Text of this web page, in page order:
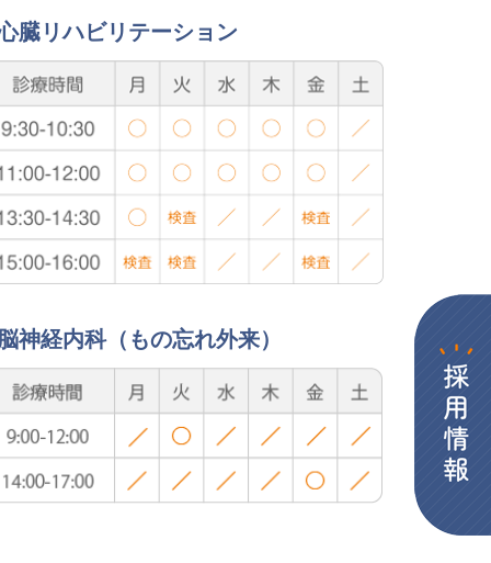
臓リハビリテーション
脳神経内科（もの忘れ外来）